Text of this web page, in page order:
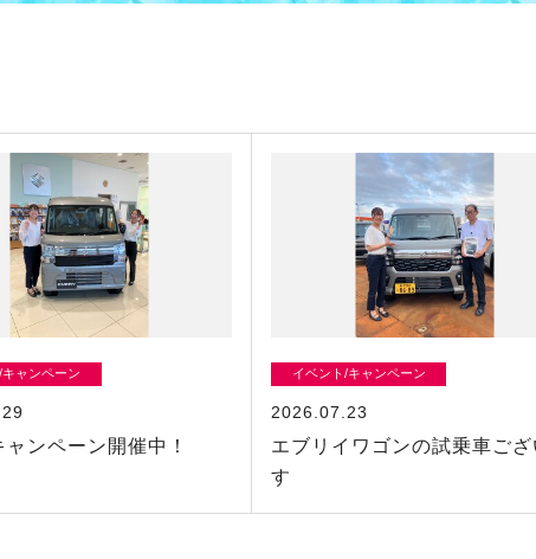
ャンペーン
ンペーン開催中！
イベント/キャンペーン
2026.07.23
エブリイワゴンの試乗車ご
す